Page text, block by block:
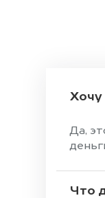
Хочу
Да,
Что